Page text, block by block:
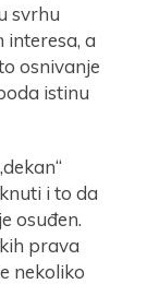
svrhu
a
osnivanje
istinu
i to da
osuđen.
prava
nekoliko